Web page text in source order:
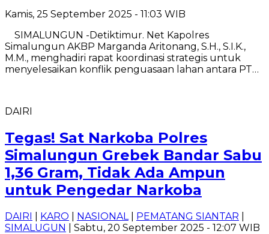
Kamis, 25 September 2025 - 11:03 WIB
SIMALUNGUN -Detiktimur. Net Kapolres
Simalungun AKBP Marganda Aritonang, S.H., S.I.K.,
M.M., menghadiri rapat koordinasi strategis untuk
menyelesaikan konflik penguasaan lahan antara PT…
DAIRI
Tegas! Sat Narkoba Polres
Simalungun Grebek Bandar Sabu
1,36 Gram, Tidak Ada Ampun
untuk Pengedar Narkoba
DAIRI KARO NASIONAL| PEMATANG SIANTAR
SIMALUGUN
| Sabtu, 20 September 2025 - 12:07 WIB